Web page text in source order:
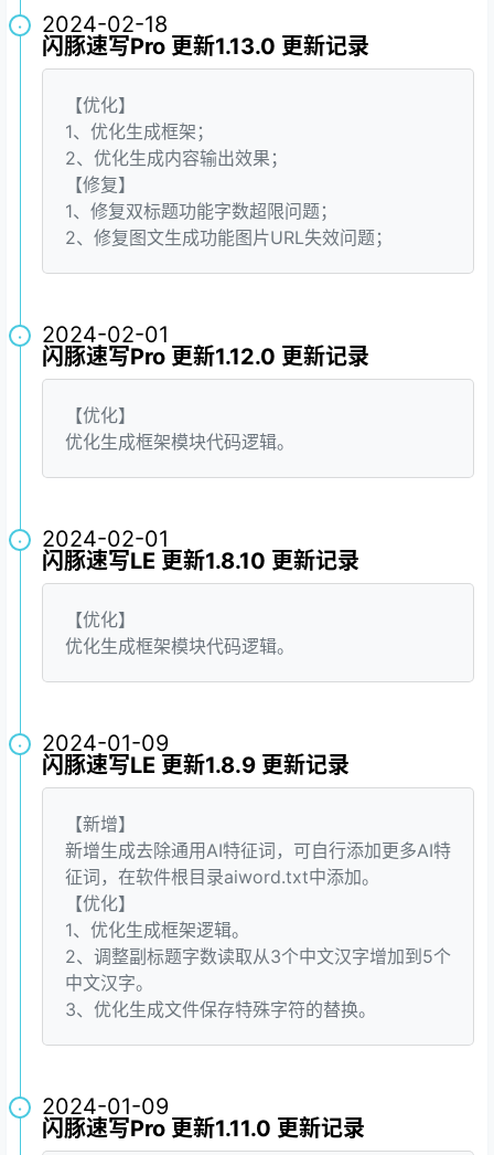
2024-02-18
·
闪豚速写Pro 更新1.13.0 更新记录
【优化】
1、优化生成框架；
2、优化生成内容输出效果；
【修复】
1、修复双标题功能字数超限问题；
2、修复图文生成功能图片URL失效问题；
2024-02-01
·
闪豚速写Pro 更新1.12.0 更新记录
【优化】
优化生成框架模块代码逻辑。
2024-02-01
·
闪豚速写LE 更新1.8.10 更新记录
【优化】
优化生成框架模块代码逻辑。
2024-01-09
·
闪豚速写LE 更新1.8.9 更新记录
【新增】
新增生成去除通用AI特征词，可自行添加更多AI特
征词，在软件根目录aiword.txt中添加。
【优化】
1、优化生成框架逻辑。
2、调整副标题字数读取从3个中文汉字增加到5个
中文汉字。
3、优化生成文件保存特殊字符的替换。
2024-01-09
·
闪豚速写Pro 更新1.11.0 更新记录